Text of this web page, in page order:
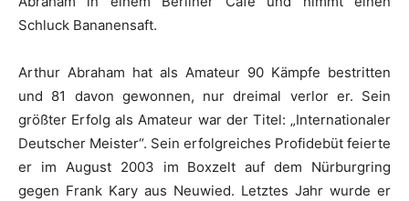
Schluck Bananensaft.
Arthur Abraham hat als Amateur 90 Kämpfe bestritten
und 81 davon gewonnen, nur dreimal verlor er. Sein
größter Erfolg als Amateur war der Titel: „Internationaler
Deutscher Meister“. Sein erfolgreiches Profidebüt feierte
er im August 2003 im Boxzelt auf dem Nürburgring
gegen Frank Kary aus Neuwied. Letztes Jahr wurde er